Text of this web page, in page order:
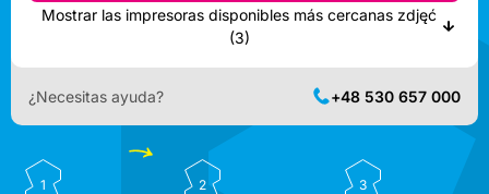
Mostrar las impresoras disponibles más cercanas zdjęć
(3)
¿Necesitas ayuda? +48 530 657 000
1 2 3